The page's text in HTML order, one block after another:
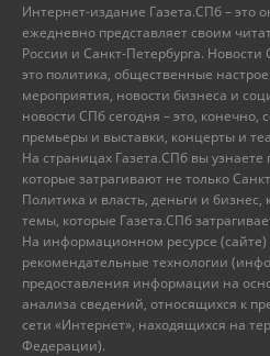
Интернет-издание Газета.СПб – это
ежедневно представляет своим
России и Санкт-Петербурга. Новости
это политика, общественные
мероприятия, новости бизнеса и
новости СПб сегодня – это, конечно,
премьеры и выставки, концерты и
На страницах Газета.СПб вы
которые затрагивают не только
Политика и власть, деньги и бизнес,
темы, которые Газета.СПб
На информационном ресурсе
рекомендательные технологии
предоставления информации на
анализа сведений, относящихся к
сети «Интернет», находящихся на
Федерации).